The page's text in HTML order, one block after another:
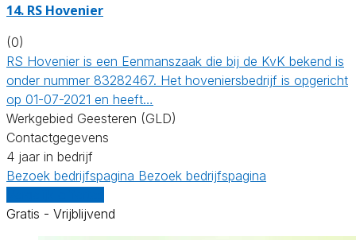
14. RS Hovenier
(0)
RS Hovenier is een Eenmanszaak die bij de KvK bekend is
onder nummer 83282467. Het hoveniersbedrijf is opgericht
op 01-07-2021 en heeft…
Werkgebied Geesteren (GLD)
Contactgegevens
4 jaar in bedrijf
Bezoek bedrijfspagina Bezoek bedrijfspagina
Gratis - Vrijblijvend